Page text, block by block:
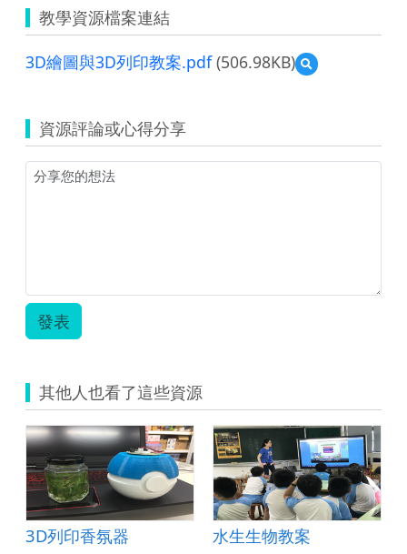
教學資源檔案連結
3D繪圖與3D列印教案.pdf(506.98KB)
預
覽
與
3D
資源評論或心得分享
發表
其他人也看了這些資源
3D列印香氛器 水生生物教案